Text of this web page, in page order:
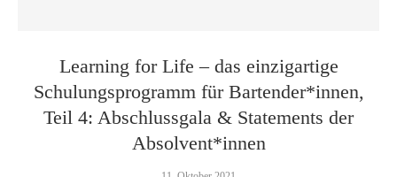
Learning for Life – das einzigartige
Schulungsprogramm für Bartender*innen,
Teil 4: Abschlussgala & Statements der
Absolvent*innen